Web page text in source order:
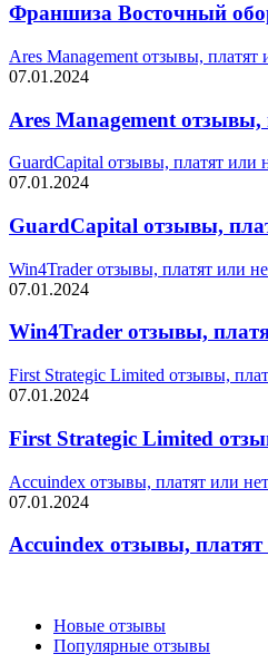
Франшиза Восточный
Ares Management отзывы, платят
07.01.2024
Ares Management отзывы,
GuardCapital отзывы, платят или
07.01.2024
GuardCapital отзывы,
Win4Trader отзывы, платят или
07.01.2024
Win4Trader отзывы,
First Strategic Limited отзывы,
07.01.2024
First Strategic Limited
Accuindex отзывы, платят или
07.01.2024
Accuindex отзывы, платят
Новые отзывы
Популярные отзывы